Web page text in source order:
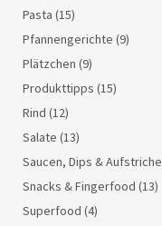
Pasta (15)
Pfannengerichte (9)
Plätzchen (9)
Produkttipps (15)
Rind (12)
Salate (13)
Saucen, Dips & Aufstriche
Snacks & Fingerfood (13)
Superfood (4)